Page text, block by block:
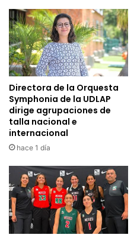
Directora de la Orquesta
Symphonia de la UDLAP
dirige agrupaciones de
talla nacional e
internacional
hace 1 día